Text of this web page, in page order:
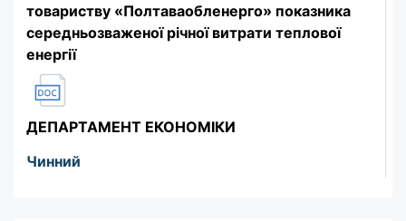
товариству «Полтаваобленерго» показника
середньозваженої річної витрати теплової
енергії
ДЕПАРТАМЕНТ ЕКОНОМІКИ
Чинний